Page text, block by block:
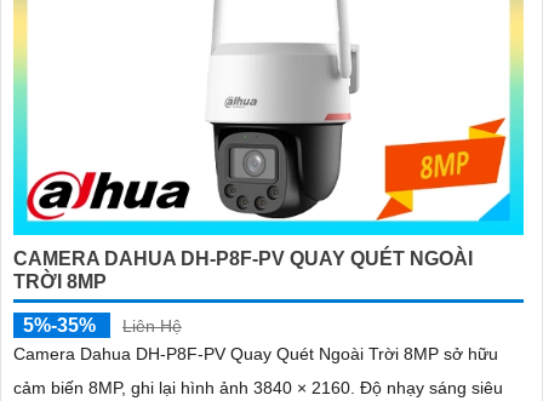
CAMERA DAHUA DH-P8F-PV QUAY QUÉT NGOÀI
TRỜI 8MP
5%-35%
Liên Hệ
Camera Dahua DH-P8F-PV Quay Quét Ngoài Trời 8MP sở hữu
cảm biến 8MP, ghi lại hình ảnh 3840 × 2160. Độ nhạy sáng siêu